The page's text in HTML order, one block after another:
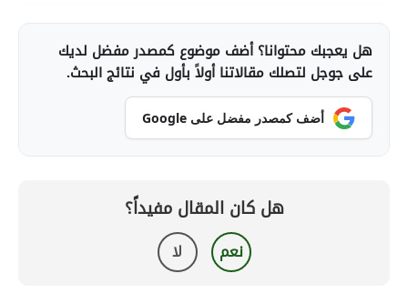
هل يعجبك محتوانا؟ أضف موضوع كمصدر مفضل لديك
على جوجل لتصلك مقالاتنا أولاً بأول في نتائج البحث.
أضف كمصدر مفضل على Google
هل كان المقال مفيداً؟
نعم لا